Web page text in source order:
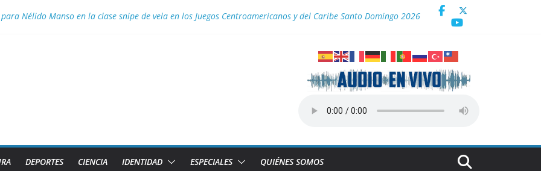
Nélido Manso en la clase snipe de vela en los Juegos Centroamericanos y del Caribe Santo Domingo 2026
DEPORTES CIENCIA IDENTIDAD ESPECIALES QUIÉNES SOMOS